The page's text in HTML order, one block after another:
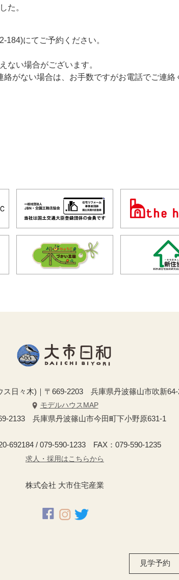
た。
184)にてご予約ください。
ない場合がございます。
がない場合は、お手数ですがお電話でご連絡
ス日々木)｜〒669-2203 兵庫県丹波篠山市吹新
モデルハウスMAP
2133 兵庫県丹波篠山市今田町下小野原631-1
692184 / 079-590-1233 FAX：079-590-1235
求人・採用はこちらから
株式会社 大市住宅産業
見学予約